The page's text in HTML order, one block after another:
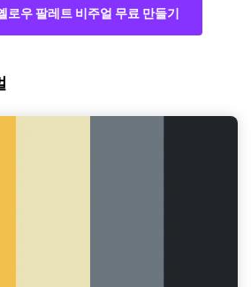
로우 팔레트 비주얼 무료 만들기